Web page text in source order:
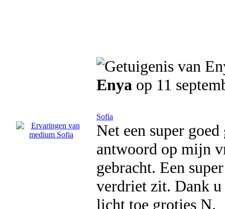
Enya op 11
Sofia
Net een super
antwoord op mijn
gebracht. Een
verdriet zit. Dank
licht toe grotjes N.